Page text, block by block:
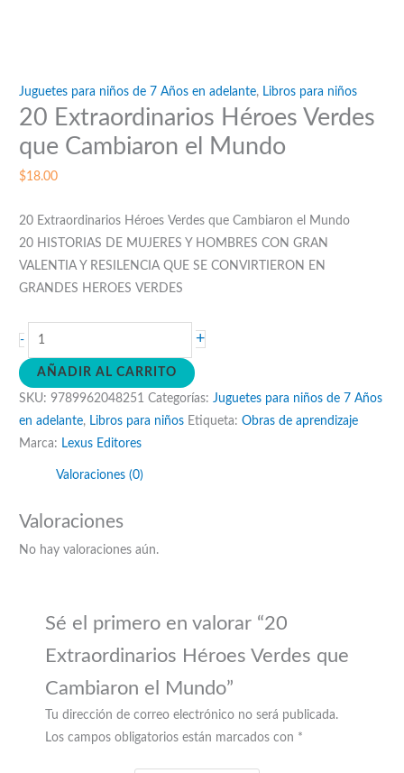
Juguetes para niños de 7 Años en adelante, Libros para niños
20 Extraordinarios Héroes Verdes
que Cambiaron el Mundo
$18.00
20 Extraordinarios Héroes Verdes que Cambiaron el Mundo
20 HISTORIAS DE MUJERES Y HOMBRES CON GRAN
VALENTIA Y RESILENCIA QUE SE CONVIRTIERON EN
GRANDES HEROES VERDES
-
20
Extraordinarios
Héroes
Verdes
que
Cambiaron
cantidad
+
AÑADIR AL CARRITO
SKU:9789962048251 Categorías:Juguetes para niños de 7 Años
en adelante, Libros para niños Etiqueta:Obras de aprendizaje
Marca: Lexus Editores
Valoraciones (0)
Valoraciones
No hay valoraciones aún.
Sé el primero en valorar “20
Extraordinarios Héroes Verdes que
Cambiaron el Mundo”
Tu dirección de correo electrónico no será publicada.
Los campos obligatorios están marcados con *